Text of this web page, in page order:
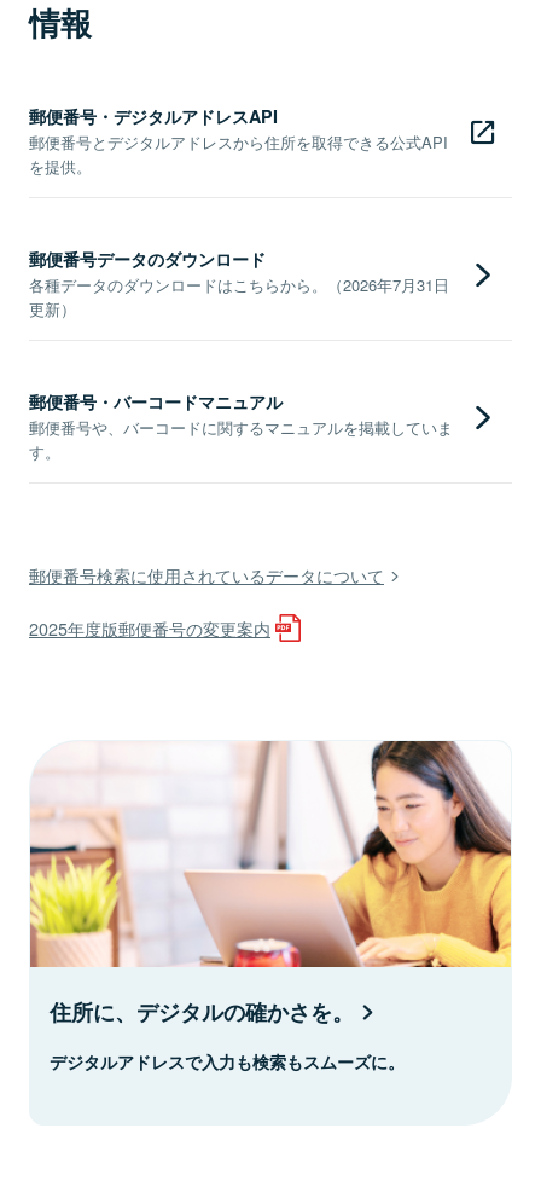
情報
郵便番号・デジタルアドレスAPI
郵便番号とデジタルアドレスから住所を取得できる公式API
を提供。
郵便番号データのダウンロード
各種データのダウンロードはこちらから。（2026年7月31日
更新）
郵便番号・バーコードマニュアル
郵便番号や、バーコードに関するマニュアルを掲載していま
す。
郵便番号検索に使用されているデータについて
2025年度版郵便番号の変更案内
住所に、デジタルの確かさを。
デジタルアドレスで入力も検索もスムーズに。